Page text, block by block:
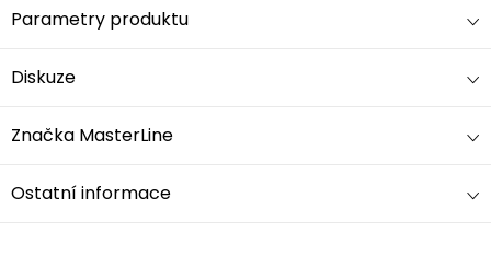
Parametry produktu
Diskuze
Značka MasterLine
Ostatní informace